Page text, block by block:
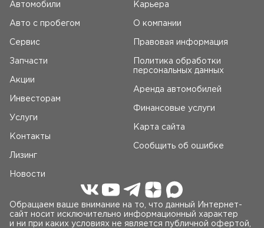
Автомобили
Авто c пробегом
Сервис
Запчасти
Акции
Инвесторам
Услуги
Контакты
Лизинг
Новости
Карьера
О компании
Правовая информация
Политика обработки
персональных данных
Аренда автомобилей
Финансовые услуги
Карта сайта
Сообщить об ошибке
Обращаем ваше внимание на то, что данный Интернет-
сайт носит исключительно информационный характер
и ни при каких условиях не является публичной офертой,